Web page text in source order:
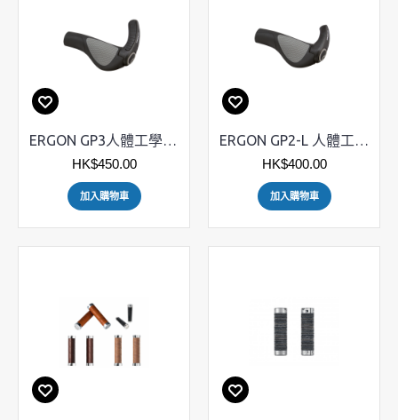
ERGON GP3人體工學單車手筒
HK$450.00
加入購物車
ERGON GP2-L 人體工學型手筒
HK$400.00
加入購物車